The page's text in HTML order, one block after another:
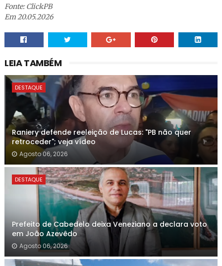
Fonte: ClickPB
Em 20.05.2026
LEIA TAMBÉM
DESTAQUE
Raniery defende reeleição de Lucas: "PB não quer
retroceder"; veja vídeo
Agosto 06, 2026
DESTAQUE
Prefeito de Cabedelo deixa Veneziano a declara voto
em João Azevêdo
Agosto 06, 2026